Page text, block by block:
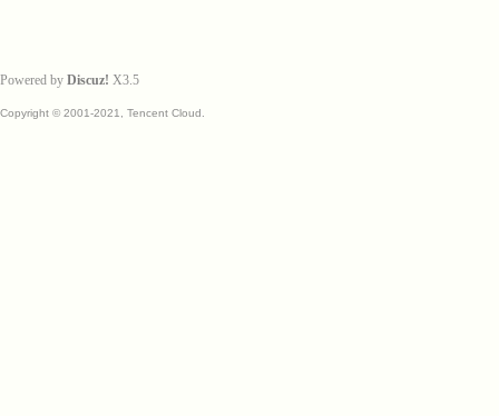
Powered by Discuz! X3.5
Copyright © 2001-2021, Tencent Cloud.